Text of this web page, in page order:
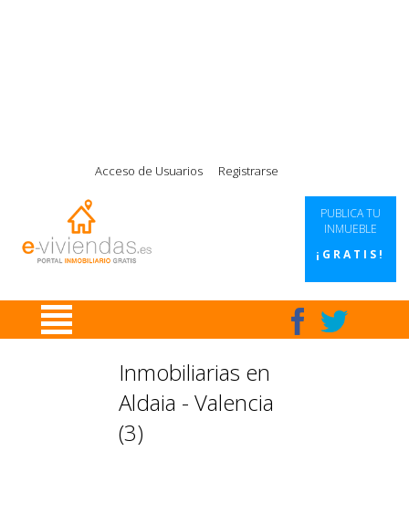
Acceso de Usuarios Registrarse
PUBLICA TU
INMUEBLE
¡GRATIS!
Inmobiliarias en
Aldaia - Valencia
(3)